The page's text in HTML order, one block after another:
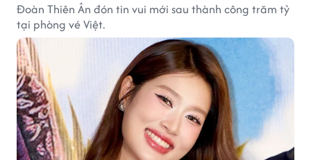
Đoàn Thiên Ân đón tin vui mới sau thành công trăm tỷ
tại phòng vé Việt.